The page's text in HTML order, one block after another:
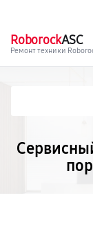
RoborockASC
Ремонт техники